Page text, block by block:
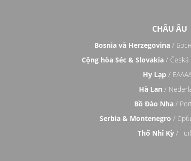
CHÂU ÂU
Bosnia và Herzegovina/
Cộng hòa Séc & Slovakia/ Česká
Hy Lạp /
Hà Lan /
Bồ Đào Nha /
Serbia & Montenegro /
Thổ Nhĩ Kỳ/